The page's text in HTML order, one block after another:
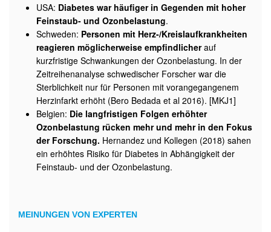
USA: Diabetes war häufiger in Gegenden mit hoher
Feinstaub- und Ozonbelastung.
Schweden: Personen mit Herz-/Kreislaufkrankheiten
reagieren möglicherweise empfindlicherauf
kurzfristige Schwankungen der Ozonbelastung. In der
Zeitreihenanalyse schwedischer Forscher war die
Sterblichkeit nur für Personen mit vorangegangenem
Herzinfarkt erhöht (Bero Bedada et al 2016). [MKJ1]
Belgien: Die langfristigen Folgen erhöhter
Ozonbelastung rücken mehr und mehr in den Fokus
der Forschung. Hernandez und Kollegen (2018) sahen
ein erhöhtes Risiko für Diabetes in Abhängigkeit der
Feinstaub- und der Ozonbelastung.
MEINUNGEN VON EXPERTEN